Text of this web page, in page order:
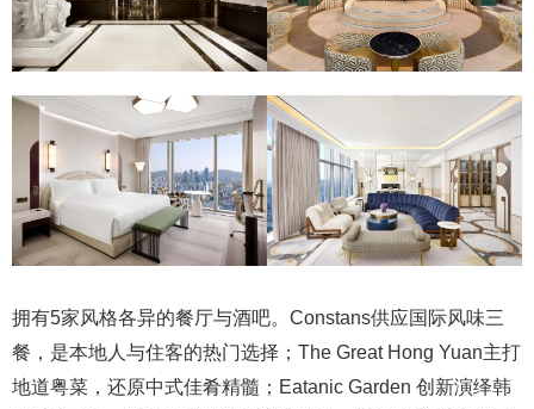
拥有5家风格各异的餐厅与酒吧。Constans供应国际风味三
餐，是本地人与住客的热门选择；The Great Hong Yuan主打
地道粤菜，还原中式佳肴精髓；Eatanic Garden 创新演绎韩